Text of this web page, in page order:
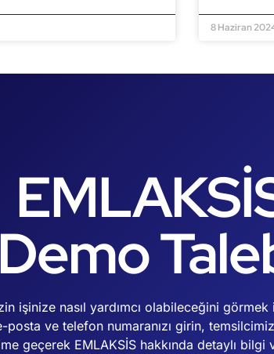
8 Haziran
Demo
işinize nasıl yardımcı olabileceğini
ve telefon numaranızı girin,
geçerek EMLAKSİS hakkında detaylı bilgi